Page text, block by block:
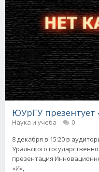
ЮУрГУ презентует
Наука и учеба
0
8 декабря в 15:20 в
Уральского
презентация
«И»,